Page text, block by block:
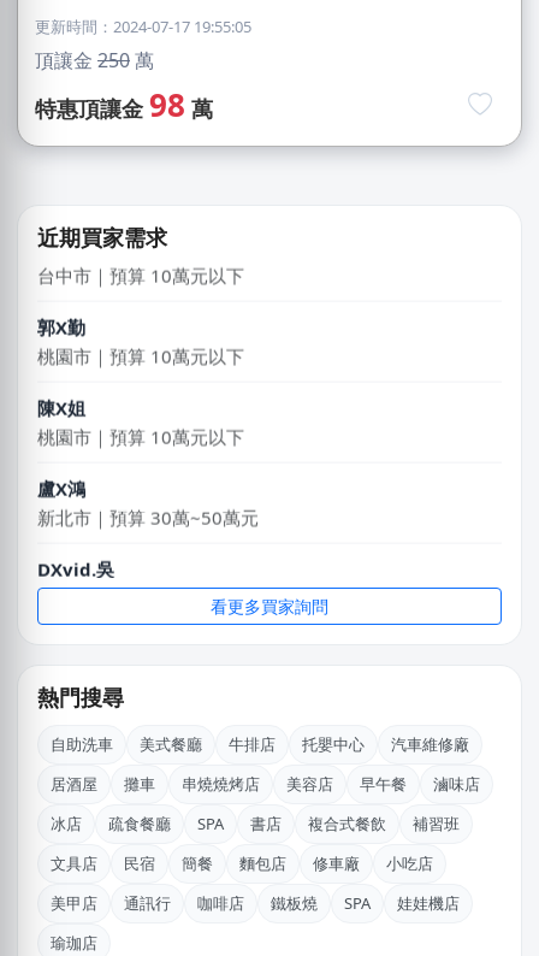
更新時間：2024-07-17 19:55:05
頂讓金 250萬
特惠頂讓金 98 萬
近期買家需求
LXone
新北市｜預算 30萬~50萬元
姜X炮
桃園市｜預算 30萬~50萬元
郭X勤
桃園市｜預算 10萬元以下
陳X姐
桃園市｜預算 10萬元以下
盧X鴻
新北市｜預算 30萬~50萬元
DXvid.吳
新北市｜預算 10萬~30萬元
蘇X中
高雄市｜預算 30萬~50萬元
新北市｜預算 30萬~50萬元
姜X炮
江X珮
郭X勤
桃園市｜預算 10萬元以下
看更多買家詢問
熱門搜尋
自助洗車 美式餐廳 牛排店 托嬰中心
汽車維修廠
居酒屋
攤車 串燒燒烤店 美容店 早午餐
滷味店
冰店
疏食餐廳 SPA 書店 複合式餐飲
補習班
文具店
民宿 簡餐 麵包店 修車廠
小吃店
美甲店
通訊行 咖啡店 鐵板燒 SPA
娃娃機店
瑜珈店